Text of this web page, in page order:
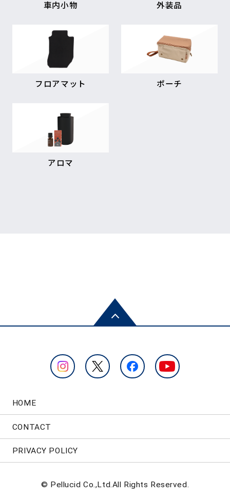
車内小物 外装品
フロアマット ポーチ
アロマ
HOME
CONTACT
PRIVACY POLICY
© Pellucid Co.,Ltd.All Rights Reserved.